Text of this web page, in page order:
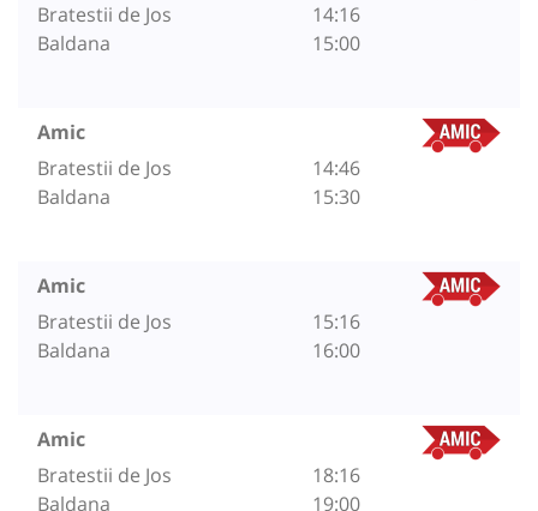
Bratestii de Jos
Baldana
14:16
15:00
Amic
Bratestii de Jos
Baldana
14:46
15:30
Amic
Bratestii de Jos
Baldana
15:16
16:00
Amic
Bratestii de Jos
Baldana
18:16
19:00